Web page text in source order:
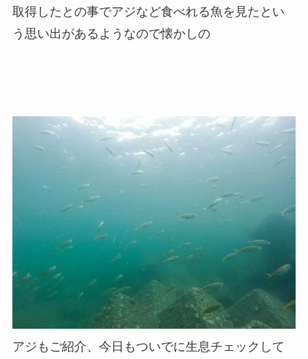
取得したとの事でアジなど食べれる魚を見たとい
う思い出があるようなので懐かしの
アジもご紹介、今日もついでに生息チェックして